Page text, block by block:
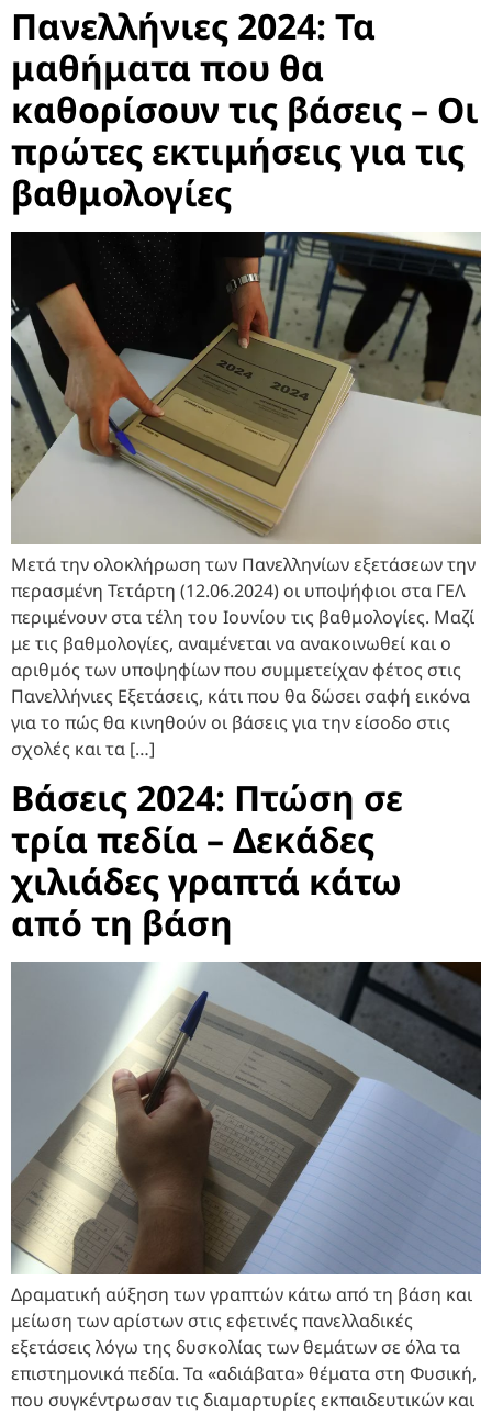
Πανελλήνιες 2024: Τα
μαθήματα που θα
καθορίσουν τις βάσεις – Οι
πρώτες εκτιμήσεις για τις
βαθμολογίες
Μετά την ολοκλήρωση των Πανελληνίων εξετάσεων την
περασμένη Τετάρτη (12.06.2024) οι υποψήφιοι στα ΓΕΛ
περιμένουν στα τέλη του Ιουνίου τις βαθμολογίες. Μαζί
με τις βαθμολογίες, αναμένεται να ανακοινωθεί και ο
αριθμός των υποψηφίων που συμμετείχαν φέτος στις
Πανελλήνιες Εξετάσεις, κάτι που θα δώσει σαφή εικόνα
για το πώς θα κινηθούν οι βάσεις για την είσοδο στις
σχολές και τα […]
Βάσεις 2024: Πτώση σε
τρία πεδία – Δεκάδες
χιλιάδες γραπτά κάτω
από τη βάση
Δραματική αύξηση των γραπτών κάτω από τη βάση και
μείωση των αρίστων στις εφετινές πανελλαδικές
εξετάσεις λόγω της δυσκολίας των θεμάτων σε όλα τα
επιστημονικά πεδία. Τα «αδιάβατα» θέματα στη Φυσική,
που συγκέντρωσαν τις διαμαρτυρίες εκπαιδευτικών και